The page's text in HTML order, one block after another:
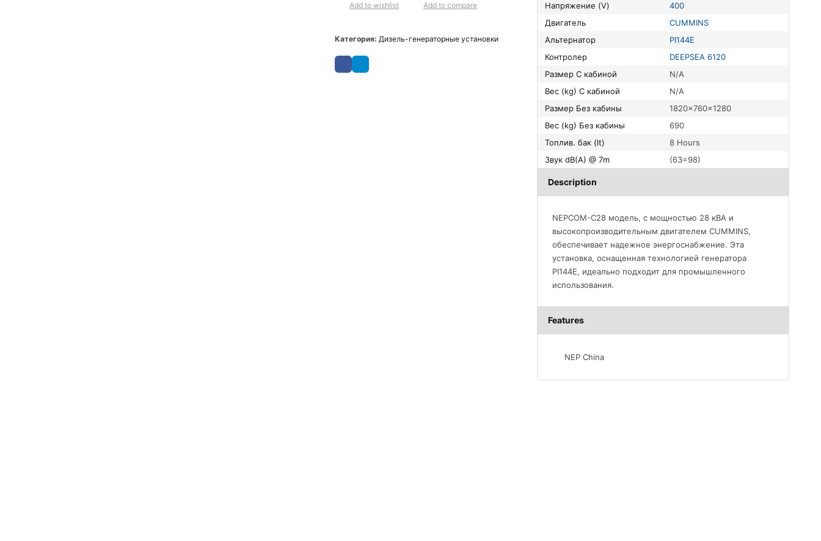
Add to wishlist Add to compare
Категория: Дизель-генераторные установки
Напряжение (V)
400
Двигатель
CUMMINS
Альтернатор
PI144E
Контролер
DEEPSEA 6120
Размер С кабиной
N/A
Вес (kg) С кабиной
N/A
Размер Без кабины
1820x760x1280
Вес (kg) Без кабины
690
Топлив. бак (lt)
8 Hours
Звук dB(A) @ 7m
(63=98)
Description
NEPCOM-C28 модель, с мощностью 28 кВА и
высокопроизводительным двигателем CUMMINS,
обеспечивает надежное энергоснабжение. Эта
установка, оснащенная технологией генератора
PI144E, идеально подходит для промышленного
использования.
Features
NEP China